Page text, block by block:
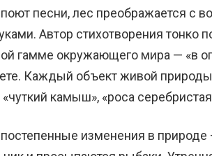
песни, лес преображается с
Автор стихотворения тонко
гамме окружающего мира — «в
Каждый объект живой
камыш», «роса
изменения в природе